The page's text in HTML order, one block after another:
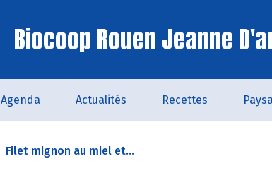
Biocoop Rouen Jeanne
Agenda Actualités Recettes
Filet mignon au miel et...